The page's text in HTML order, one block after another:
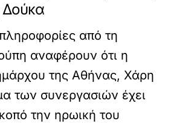
Δούκα
από τη
αναφέρουν ότι η
της Αθήνας, Χάρη
των συνεργασιών έχει
την ηρωική του